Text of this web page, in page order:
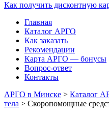
Как получить дисконтную
Главная
Каталог АРГО
Как заказать
Рекомендации
Карта АРГО — бонусы
Вопрос-ответ
Контакты
АРГО в Минске > Каталог
тела > Скоропомощные